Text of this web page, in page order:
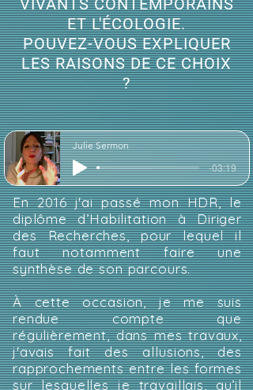
VIVANTS CONTEMPORAINS
ET L'ÉCOLOGIE.
POUVEZ-VOUS EXPLIQUER
LES RAISONS DE CE CHOIX
?
Julie Sermon
-03:19
En 2016 j'ai passé mon HDR, le
diplôme d’Habilitation à Diriger
des Recherches, pour lequel il
faut notamment faire une
synthèse de son parcours.
À cette occasion, je me suis
rendue compte que
régulièrement, dans mes travaux,
j'avais fait des allusions, des
rapprochements entre les formes
sur lesquelles je travaillais, qu’il